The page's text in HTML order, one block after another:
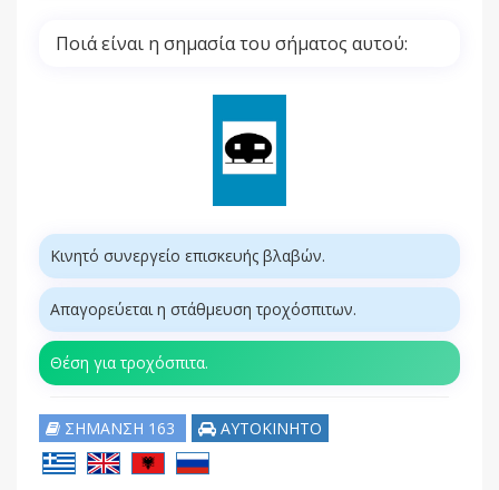
Ποιά είναι η σημασία του σήματος αυτού:
Κινητό συνεργείο επισκευής βλαβών.
Απαγορεύεται η στάθμευση τροχόσπιτων.
Θέση για τροχόσπιτα.
ΣΗΜΑΝΣΗ 163 ΑΥΤΟΚΙΝΗΤΟ